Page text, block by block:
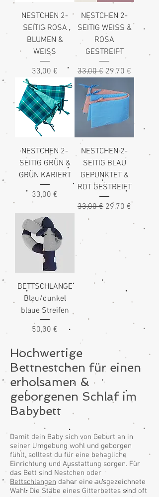
NESTCHEN 2-
SEITIG ROSA
BLUMEN &
WEISS
Preis
33,00 €
NESTCHEN 2-
SEITIG WEISS &
ROSA
GESTREIFT
Standardpreis
33,00 €Sale-Preis
29,70 €
NESTCHEN 2-
SEITIG GRÜN &
GRÜN KARIERT
Preis
33,00 €
NESTCHEN 2-
SEITIG BLAU
GEPUNKTET &
ROT GESTREIFT
Standardpreis
33,00 € Sale-Preis
29,70 €
BETTSCHLANGE
Blau/dunkel
blaue Streifen
Preis
50,00 €
Hochwertige
Bettnestchen für einen
erholsamen &
geborgenen Schlaf im
Babybett
Damit dein Baby sich von Geburt an in
seiner Umgebung wohl und geborgen
fühlt, solltest du für eine behagliche
Einrichtung und Ausstattung sorgen. Für
das Bett sind Nestchen oder
Bettschlangen daher eine ausgezeichnete
Wahl. Die Stäbe eines Gitterbettes sind oft